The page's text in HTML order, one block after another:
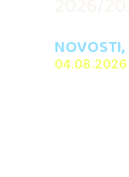
NOVOSTI,
04.08.2026